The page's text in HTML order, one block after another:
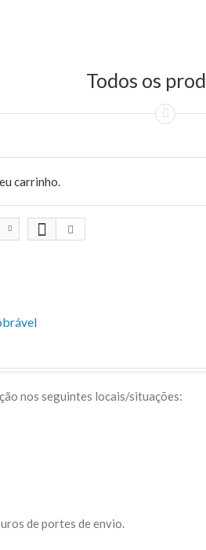
Todos os
carrinho.
nos seguintes locais/situações:
de portes de envio.